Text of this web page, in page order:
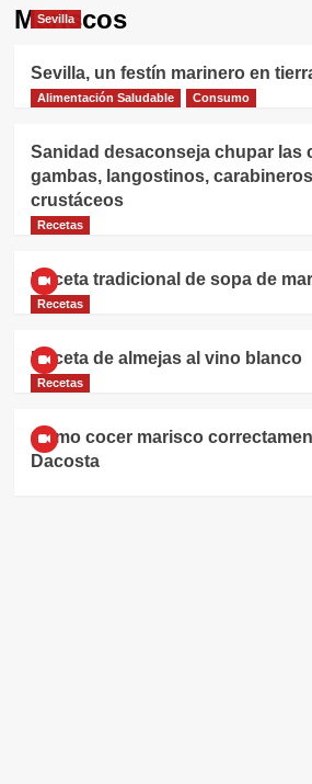
Mariscos
Sevilla
Sevilla, un festín marinero en
Alimentación Saludable Consumo
Sanidad desaconseja chupar las
gambas, langostinos,
crustáceos
Recetas
Receta tradicional de sopa de
Recetas
Receta de almejas al vino blanco
Recetas
Cómo cocer marisco
Dacosta